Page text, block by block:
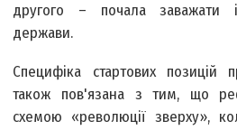
другого – почала заважати
держави.
Специфіка стартових позицій
також пов'язана з тим, що
схемою «революції зверху»,